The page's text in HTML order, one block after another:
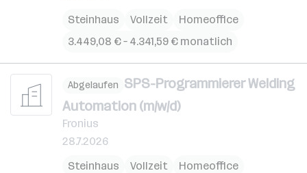
Steinhaus
Vollzeit
Homeoffice
3.449,08 € – 4.341,59 € monatlich
Abgelaufen SPS-Programmierer Welding
Automation (m/w/d)
Fronius
28.7.2026
Steinhaus
Vollzeit
Homeoffice